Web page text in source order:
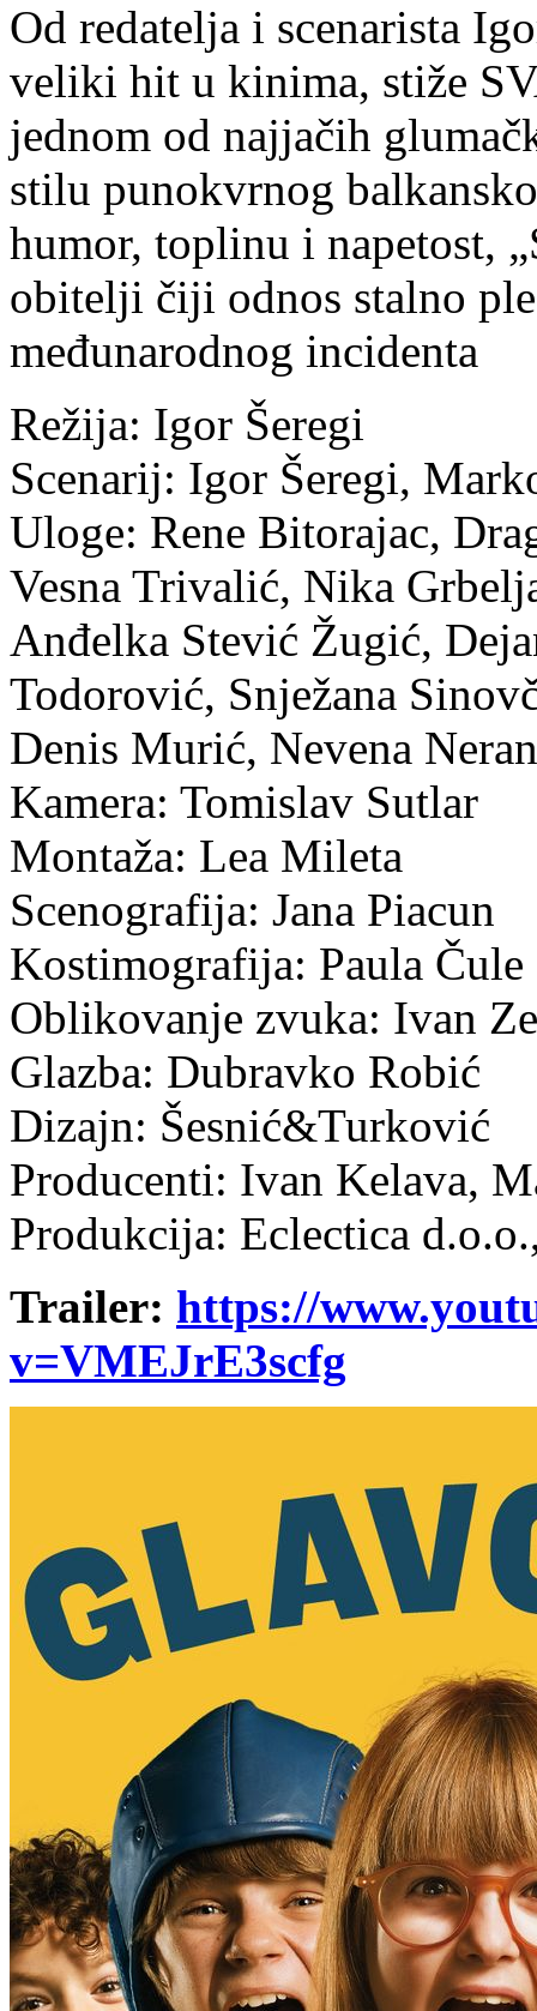
Od redatelja i scenarista
veliki hit u kinima, stiže
jednom od najjačih
stilu punokvrnog
humor, toplinu i napetost,
obitelji čiji odnos stalno
međunarodnog incidenta
Režija: Igor Šeregi
Scenarij: Igor Šeregi,
Uloge: Rene Bitorajac,
Vesna Trivalić, Nika
Anđelka Stević Žugić,
Todorović, Snježana
Denis Murić, Nevena
Kamera: Tomislav Sutlar
Montaža: Lea Mileta
Scenografija: Jana Piacun
Kostimografija: Paula Čule
Oblikovanje zvuka: Ivan
Glazba: Dubravko Robić
Dizajn: Šesnić&Turković
Producenti: Ivan Kelava,
Produkcija: Eclectica
Trailer: https://
v=VMEJrE3scfg